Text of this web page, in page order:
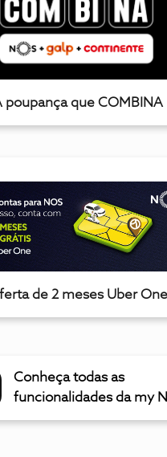
poupança que COMBINA
de 2 meses Uber One
Conheça todas as
funcionalidades da my